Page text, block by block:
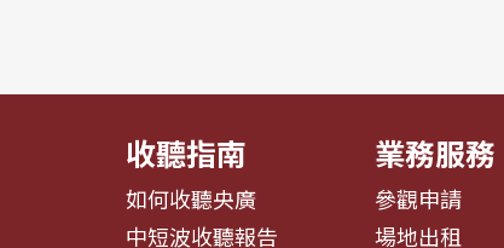
收聽指南
如何收聽央廣
中短波收聽報告
業務服務
參觀申請
場地出租